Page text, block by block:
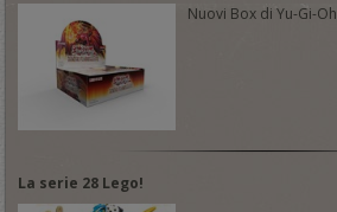
Nuovi Box di Yu-Gi-Oh
La serie 28 Lego!